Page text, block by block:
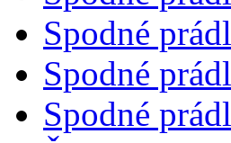
Spodné
Spodné
Spodné